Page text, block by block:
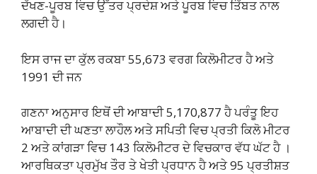
ਦੱਖਣ-ਪੂਰਬ ਵਿਚ ਉੱਤਰ ਪ੍ਰਦੇਸ਼ ਅਤੇ ਪੂਰਬ ਵਿਚ ਤਿੱਬਤ ਨਾਲ
ਲਗਦੀ ਹੈ।
ਇਸ ਰਾਜ ਦਾ ਕੁੱਲ ਰਕਬਾ 55,673 ਵਰਗ ਕਿਲੋਮੀਟਰ ਹੈ ਅਤੇ
1991 ਦੀ ਜਨ
ਗਣਨਾ ਅਨੁਸਾਰ ਇਥੋਂ ਦੀ ਆਬਾਦੀ 5,170,877 ਹੈ ਪਰੰਤੂ ਇਹ
ਆਬਾਦੀ ਦੀ ਘਣਤਾ ਲਾਹੌਲ ਅਤੇ ਸਪਿਤੀ ਵਿਚ ਪ੍ਰਤੀ ਕਿਲੋ ਮੀਟਰ
2 ਅਤੇ ਕਾਂਗੜਾ ਵਿਚ 143 ਕਿਲੋਮੀਟਰ ਦੇ ਵਿਚਕਾਰ ਵੱਧ ਘੱਟ ਹੈ ।
ਆਰਥਿਕਤਾ ਪ੍ਰਮੁੱਖ ਤੌਰ ਤੇ ਖੇਤੀ ਪ੍ਰਧਾਨ ਹੈ ਅਤੇ 95 ਪ੍ਰਤੀਸ਼ਤ